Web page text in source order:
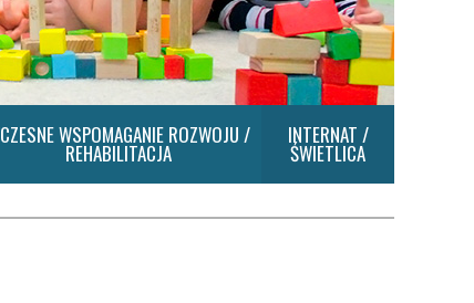
WSPOMAGANIE ROZWOJU /
REHABILITACJA
INTERNAT /
ŚWIETLICA